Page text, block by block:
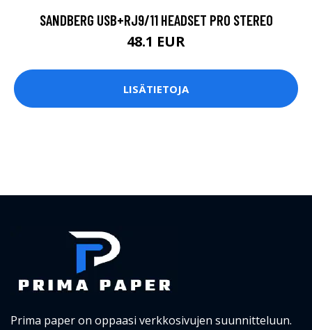
SANDBERG USB+RJ9/11 HEADSET PRO STEREO
48.1 EUR
LISÄTIETOJA
Prima paper on oppaasi verkkosivujen suunnitteluun.